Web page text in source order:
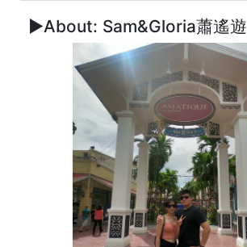
►About: Sam&Gloria蕭遙遊